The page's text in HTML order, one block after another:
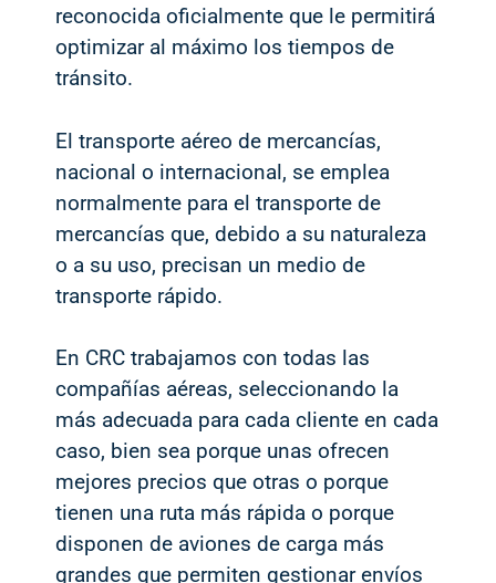
reconocida oficialmente que le permitirá
optimizar al máximo los tiempos de
tránsito.
El transporte aéreo de mercancías,
nacional o internacional, se emplea
normalmente para el transporte de
mercancías que, debido a su naturaleza
o a su uso, precisan un medio de
transporte rápido.
En CRC trabajamos con todas las
compañías aéreas, seleccionando la
más adecuada para cada cliente en cada
caso, bien sea porque unas ofrecen
mejores precios que otras o porque
tienen una ruta más rápida o porque
disponen de aviones de carga más
grandes que permiten gestionar envíos